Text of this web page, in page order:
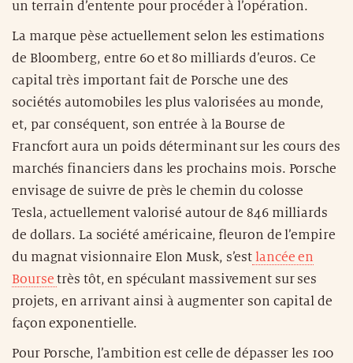
un terrain d’entente pour procéder à l’opération.
La marque pèse actuellement selon les estimations
de Bloomberg, entre 60 et 80 milliards d’euros. Ce
capital très important fait de Porsche une des
sociétés automobiles les plus valorisées au monde,
et, par conséquent, son entrée à la Bourse de
Francfort aura un poids déterminant sur les cours des
marchés financiers dans les prochains mois. Porsche
envisage de suivre de près le chemin du colosse
Tesla, actuellement valorisé autour de 846 milliards
de dollars. La société américaine, fleuron de l’empire
du magnat visionnaire Elon Musk, s’est lancée en
Boursetrès tôt, en spéculant massivement sur ses
projets, en arrivant ainsi à augmenter son capital de
façon exponentielle.
Pour Porsche, l’ambition est celle de dépasser les 100